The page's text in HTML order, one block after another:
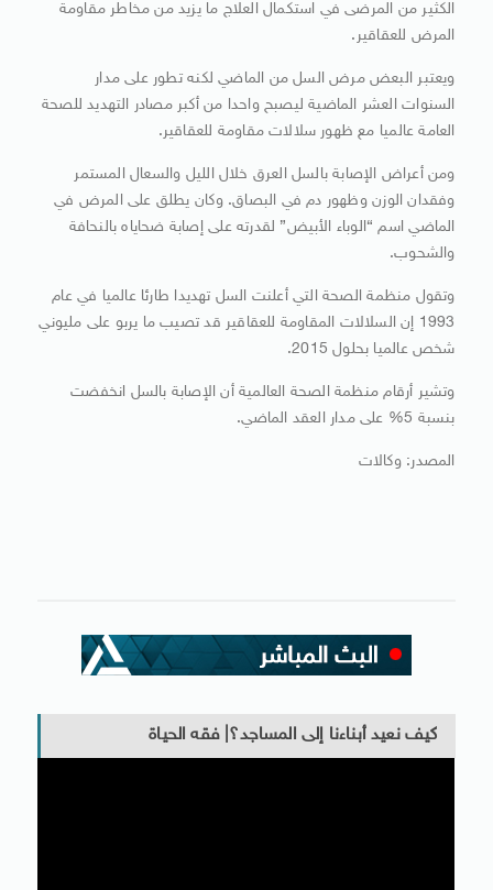
الكثير من المرضى في استكمال العلاج ما يزيد من مخاطر مقاومة
المرض للعقاقير.
ويعتبر البعض مرض السل من الماضي لكنه تطور على مدار
السنوات العشر الماضية ليصبح واحدا من أكبر مصادر التهديد للصحة
العامة عالميا مع ظهور سلالات مقاومة للعقاقير.
ومن أعراض الإصابة بالسل العرق خلال الليل والسعال المستمر
وفقدان الوزن وظهور دم في البصاق. وكان يطلق على المرض في
الماضي اسم “الوباء الأبيض” لقدرته على إصابة ضحاياه بالنحافة
والشحوب.
وتقول منظمة الصحة التي أعلنت السل تهديدا طارئا عالميا في عام
1993 إن السلالات المقاومة للعقاقير قد تصيب ما يربو على مليوني
شخص عالميا بحلول 2015.
وتشير أرقام منظمة الصحة العالمية أن الإصابة بالسل انخفضت
بنسبة 5% على مدار العقد الماضي.
المصدر: وكالات
كيف نعيد أبناءنا إلى المساجد؟| فقه الحياة